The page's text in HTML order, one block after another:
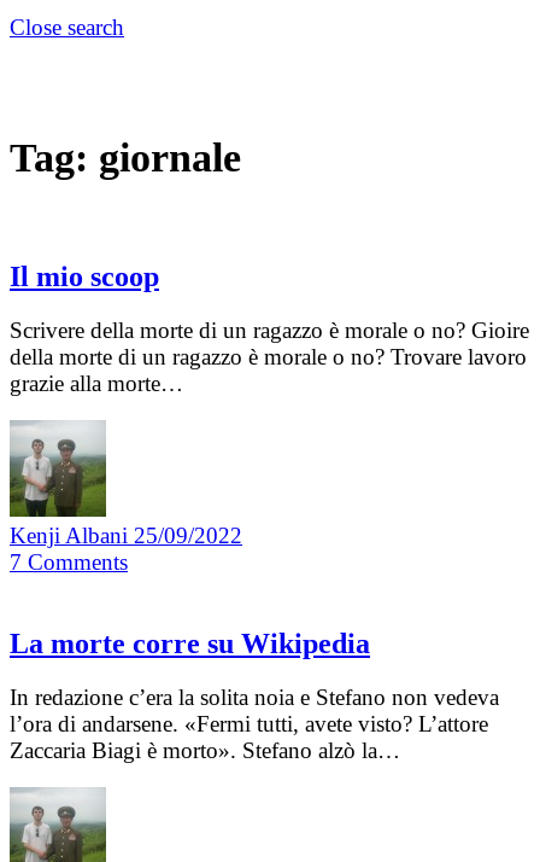
Close search
Tag: giornale
Il mio scoop
Scrivere della morte di un ragazzo è morale o no? Gioire
della morte di un ragazzo è morale o no? Trovare lavoro
grazie alla morte…
Kenji Albani 25/09/2022
7 Comments
La morte corre su Wikipedia
In redazione c’era la solita noia e Stefano non vedeva
l’ora di andarsene. «Fermi tutti, avete visto? L’attore
Zaccaria Biagi è morto». Stefano alzò la…